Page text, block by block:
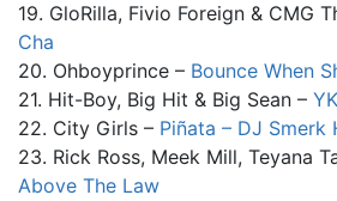
19. GloRilla, Fivio Foreign & CMG
Cha
20. Ohboyprince – Bounce When
21. Hit-Boy, Big Hit & Big Sean –
22. City Girls – Piñata – DJ Smerk
23. Rick Ross, Meek Mill, Teyana
Above The Law